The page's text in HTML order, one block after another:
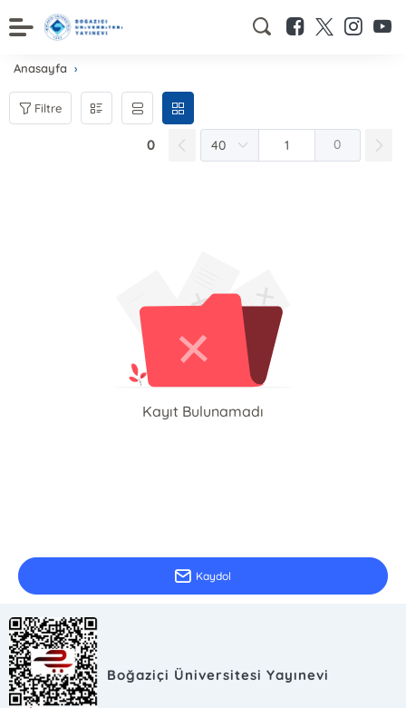
Anasayfa
Filtre
0 0
Kayıt Bulunamadı
Kaydol
Boğaziçi Üniversitesi Yayınevi